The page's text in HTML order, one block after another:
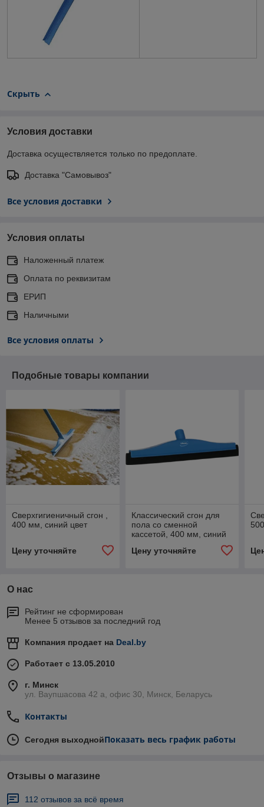
Скрыть
Условия доставки
Доставка осуществляется только по предоплате.
Доставка "Самовывоз"
Все условия доставки
Условия оплаты
Наложенный платеж
Оплата по реквизитам
ЕРИП
Наличными
Все условия оплаты
Подобные товары компании
Сверхгигиеничный сгон ,
400 мм, синий цвет
Цену уточняйте
Классический сгон для
пола со сменной
кассетой, 400 мм, синий
Цену уточняйте
О нас
Рейтинг не сформирован
Менее 5 отзывов за последний год
Компания продает на Deal.by
Работает с 13.05.2010
г. Минск
ул. Ваупшасова 42 а, офис 30, Минск, Беларусь
Контакты
Сегодня выходнойПоказать весь график работы
Отзывы о магазине
112 отзывов за всё время